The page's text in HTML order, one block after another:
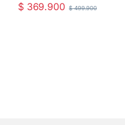
$369.900 $499.900